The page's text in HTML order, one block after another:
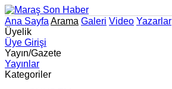
Ana Sayfa Arama Galeri Video Yazarlar
Üyelik
Üye Girişi
Yayın/Gazete
Yayınlar
Kategoriler